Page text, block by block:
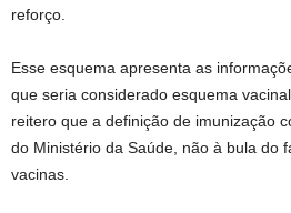
reforço.
Esse esquema apresenta as
que seria considerado esquema
reitero que a definição de imunização
do Ministério da Saúde, não à bula do
vacinas.